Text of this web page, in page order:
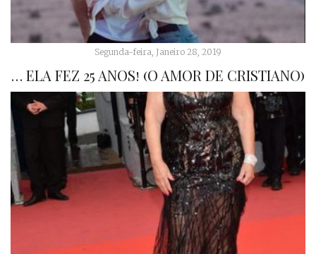
Segunda-feira, Janeiro 28, 2019
… ELA FEZ 25 ANOS! (O AMOR DE CRISTIANO)